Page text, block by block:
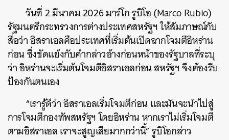
วันที่ 2 มีนาคม 2026 มาร์โก รูบิโอ (Marco Rubio)
รัฐมนตรีกระทรวงการต่างประเทศสหรัฐฯ ให้สัมภาษณ์กับ
สื่อว่า อิสราเอลคือประเทศที่เริ่มต้นเปิดฉากโจมตีอิหร่าน
ก่อน ซึ่งขัดแย้งกับคำกล่าวอ้างก่อนหน้าของรัฐบาลที่ระบุ
ว่า อิหร่านจะเริ่มต้นโจมตีอิสราเอลก่อน สหรัฐฯ จึงต้องรีบ
ป้องกันตนเอง
“เรารู้ดีว่า อิสราเอลเริ่มโจมตีก่อน และมันจะนำไปสู่
การโจมตีกองทัพสหรัฐฯ โดยอิหร่าน หากเราไม่เริ่มโจมตี
ตามอิสราเอล เราจะสูญเสียมากกว่านี้” รูบิโอกล่าว